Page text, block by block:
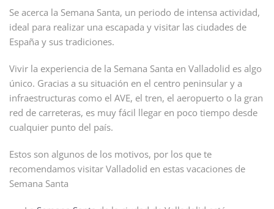
Se acerca la Semana Santa, un periodo de intensa actividad,
ideal para realizar una escapada y visitar las ciudades de
España y sus tradiciones.
Vivir la experiencia de la Semana Santa en Valladolid es algo
único. Gracias a su situación en el centro peninsular y a
infraestructuras como el AVE, el tren, el aeropuerto o la gran
red de carreteras, es muy fácil llegar en poco tiempo desde
cualquier punto del país.
Estos son algunos de los motivos, por los que te
recomendamos visitar Valladolid en estas vacaciones de
Semana Santa